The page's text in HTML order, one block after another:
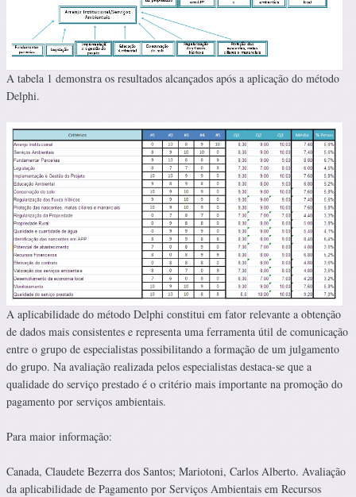
A tabela 1 demonstra os resultados alcançados após a aplicação do método
Delphi.
A aplicabilidade do método Delphi constitui em fator relevante a obtenção
de dados mais consistentes e representa uma ferramenta útil de comunicação
entre o grupo de especialistas possibilitando a formação de um julgamento
do grupo. Na avaliação realizada pelos especialistas destaca-se que a
qualidade do serviço prestado é o critério mais importante na promoção do
pagamento por serviços ambientais.
Para maior informação:
Canada, Claudete Bezerra dos Santos; Mariotoni, Carlos Alberto. Avaliação
da aplicabilidade de Pagamento por Serviços Ambientais em Recursos